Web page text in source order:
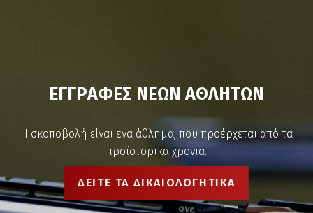
ΕΓΓΡΑΦΕΣ ΝΕΩΝ ΑΘΛΗΤΩΝ
Η σκοποβολή είναι ένα άθλημα, που προέρχεται από τα
προϊστορικά χρόνια.
ΔΕΙΤΕ ΤΑ ΔΙΚΑΙΟΛΟΓΗΤΙΚΑ